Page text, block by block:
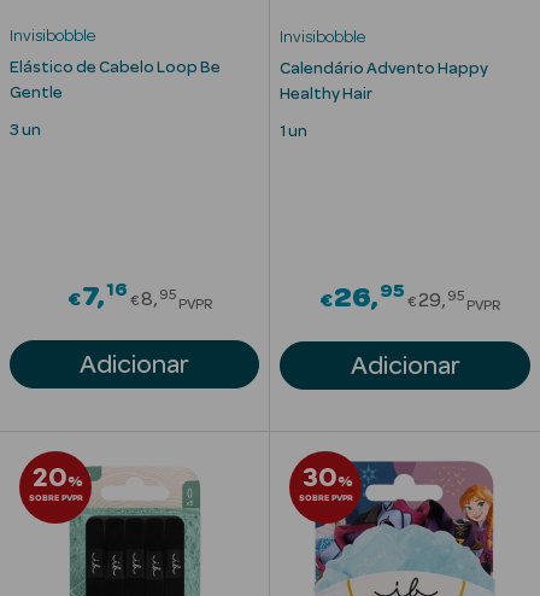
Beauty Season
Solares
Invisibobble
Elástico de Cabelo Loop Be
Gentle
3 un
€7 16Price reduced from
€8 95
PVPR
Adicionar
Invisibobble
Calendário Advento Happy
Healthy Hair
1 un
€26 95Price
€29 95
PVPR
Adicionar
20%
SOBRE PVPR
30%
SOBRE PVPR